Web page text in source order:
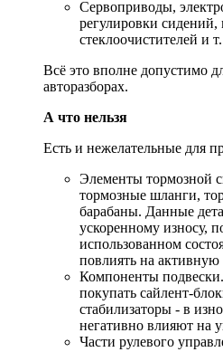
Сервоприводы,
регулировки сидений,
стеклоочистителей и
Всё это вполне допустимо
авторазборах.
А что нельзя
Есть и нежелательные для
Элементы тормозной
тормозные шланги,
барабаны. Данные
ускоренному износу,
использованном
повлиять на активную
Компоненты
покупать сайлент-
стабилизаторы - в
негативно влияют на
Части рулевого